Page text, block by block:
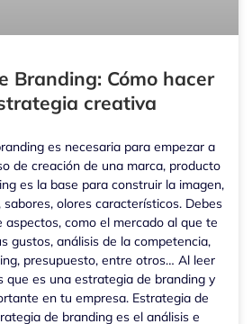
Branding: Cómo hacer
creativa
es necesaria para empezar a
de creación de una marca, producto
es la base para construir la imagen,
sabores, olores característicos. Debes
aspectos, como el mercado al que te
gustos, análisis de la competencia,
presupuesto, entre otros… Al leer
que es una estrategia de branding y
en tu empresa. Estrategia de
de branding es el análisis e